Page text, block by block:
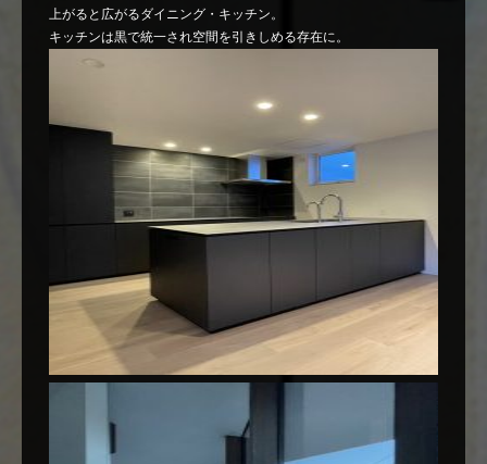
上がると広がるダイニング・キッチン。
キッチンは黒で統一され空間を引きしめる存在に。